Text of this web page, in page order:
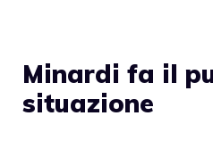
Minardi fa il
situazione